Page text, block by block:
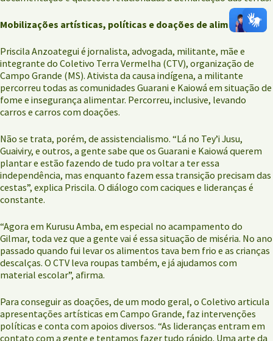
Mobilizações artísticas, políticas e doações de alimentos
Priscila Anzoategui é jornalista, advogada, militante, mãe e
integrante do Coletivo Terra Vermelha (CTV), organização de
Campo Grande (MS). Ativista da causa indígena, a militante
percorreu todas as comunidades Guarani e Kaiowá em situação de
fome e insegurança alimentar. Percorreu, inclusive, levando
carros e carros com doações.
Não se trata, porém, de assistencialismo. “Lá no Tey’i Jusu,
Guaiviry, e outros, a gente sabe que os Guarani e Kaiowá querem
plantar e estão fazendo de tudo pra voltar a ter essa
independência, mas enquanto fazem essa transição precisam das
cestas”, explica Priscila. O diálogo com caciques e lideranças é
constante.
“Agora em Kurusu Amba, em especial no acampamento do
Gilmar, toda vez que a gente vai é essa situação de miséria. No ano
passado quando fui levar os alimentos tava bem frio e as crianças
descalças. O CTV leva roupas também, e já ajudamos com
material escolar”, afirma.
Para conseguir as doações, de um modo geral, o Coletivo articula
apresentações artísticas em Campo Grande, faz intervenções
políticas e conta com apoios diversos. “As lideranças entram em
contato com a gente e tentamos fazer tudo rápido. Uma arte da